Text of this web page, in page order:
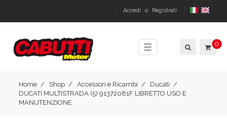
Accedi o Registrati
Toggle
navigation
0
Home Shop Accessori e Ricambi
Ducati
DUCATI MULTISTRADA (5) 91372081F LIBRETTO USO E
MANUTENZIONE